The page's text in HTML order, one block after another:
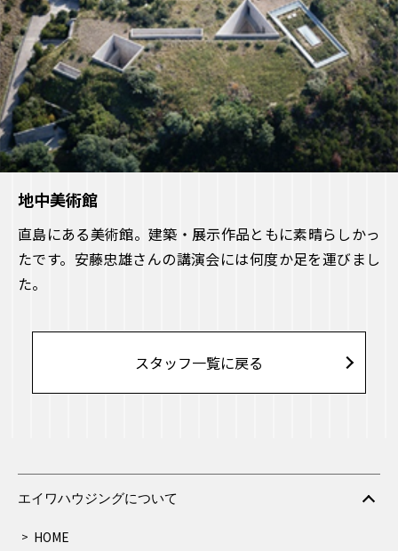
地中美術館
直島にある美術館。建築・展示作品ともに素晴らしかっ
たです。安藤忠雄さんの講演会には何度か足を運びまし
た。
スタッフ⼀覧に戻る
エイワハウジングについて
HOME